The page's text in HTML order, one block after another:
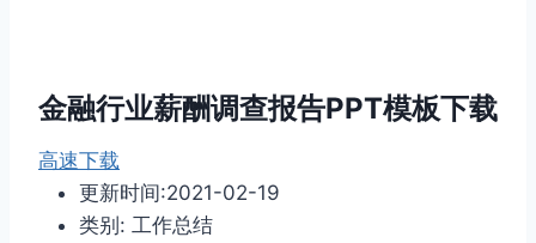
金融行业薪酬调查报告PPT模板下载
高速下载
更新时间:2021-02-19
类别: 工作总结